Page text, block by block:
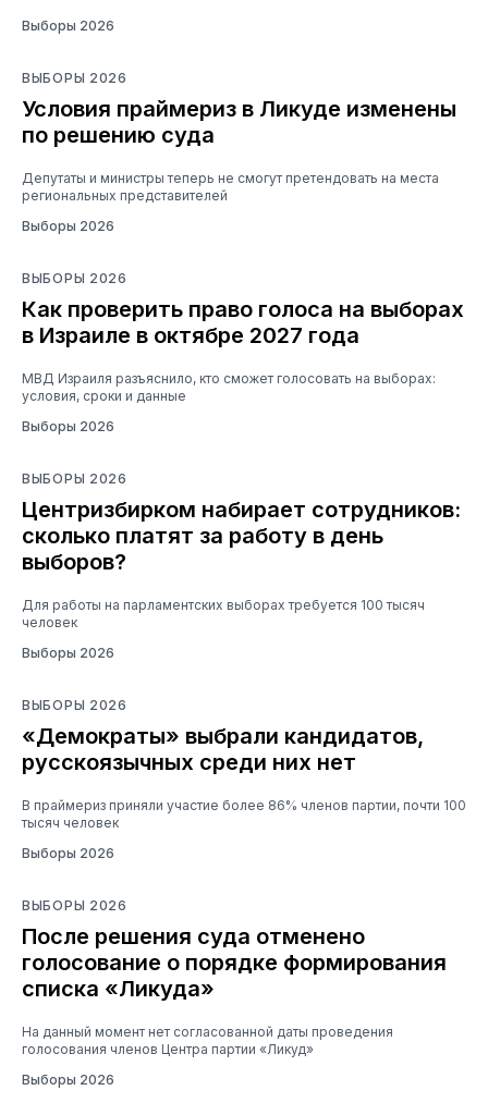
Выборы 2026
ВЫБОРЫ 2026
Условия праймериз в Ликуде изменены
по решению суда
Депутаты и министры теперь не смогут претендовать на места
региональных представителей
Выборы 2026
ВЫБОРЫ 2026
Как проверить право голоса на выборах
в Израиле в октябре 2027 года
МВД Израиля разъяснило, кто сможет голосовать на выборах:
условия, сроки и данные
Выборы 2026
ВЫБОРЫ 2026
Центризбирком набирает сотрудников:
сколько платят за работу в день
выборов?
Для работы на парламентских выборах требуется 100 тысяч
человек
Выборы 2026
ВЫБОРЫ 2026
«Демократы» выбрали кандидатов,
русскоязычных среди них нет
В праймериз приняли участие более 86% членов партии, почти 100
тысяч человек
Выборы 2026
ВЫБОРЫ 2026
После решения суда отменено
голосование о порядке формирования
списка «Ликуда»
На данный момент нет согласованной даты проведения
голосования членов Центра партии «Ликуд»
Выборы 2026